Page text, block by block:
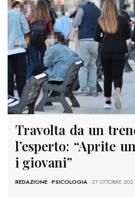
Travolta da un
l’esperto: “Aprite
i giovani”
REDAZIONE-PSICOLOGIA- 27 OTTOBRE 2021